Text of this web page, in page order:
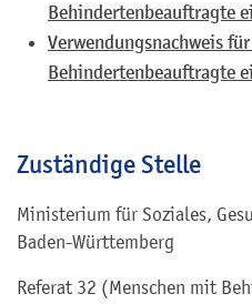
Behindertenbeauftragte
Verwendungsnachweis
Behindertenbeauftragte
Zuständige Stelle
Ministerium für Soziales,
Baden-Württemberg
Referat 32 (Menschen mit